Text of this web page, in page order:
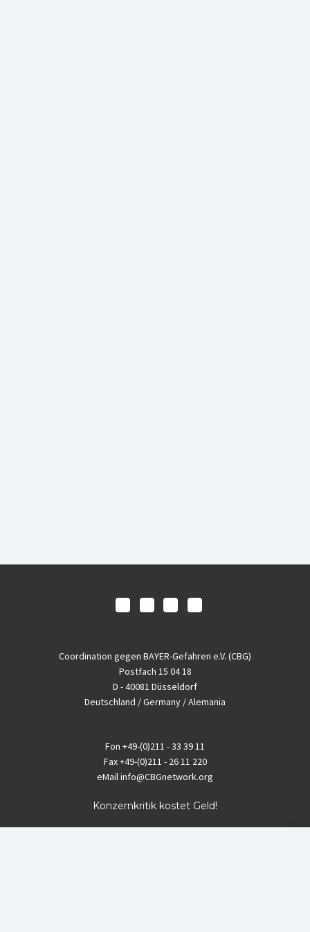
Coordination gegen BAYER-Gefahren e.V. (CBG)
Postfach 15 04 18
D - 40081 Düsseldorf
Deutschland / Germany / Alemania
Fon +49-(0)211 - 33 39 11
Fax+49-(0)211 - 26 11 220
eMailinfo@CBGnetwork.org
Konzernkritik kostet Geld!